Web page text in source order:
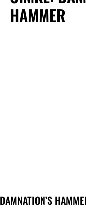
HAMMER
DAMNATION’S